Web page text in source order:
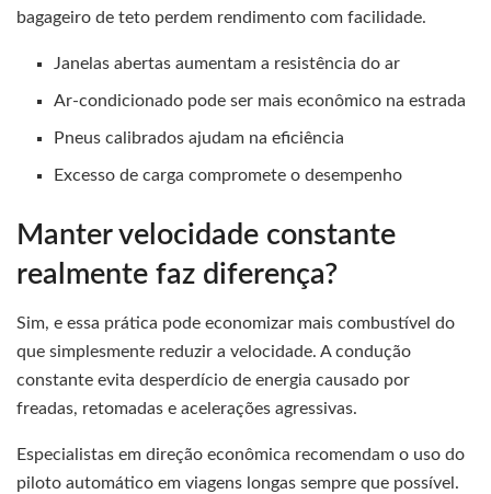
bagageiro de teto perdem rendimento com facilidade.
Janelas abertas aumentam a resistência do ar
Ar-condicionado pode ser mais econômico na estrada
Pneus calibrados ajudam na eficiência
Excesso de carga compromete o desempenho
Manter velocidade constante
realmente faz diferença?
Sim, e essa prática pode economizar mais combustível do
que simplesmente reduzir a velocidade. A condução
constante evita desperdício de energia causado por
freadas, retomadas e acelerações agressivas.
Especialistas em direção econômica recomendam o uso do
piloto automático em viagens longas sempre que possível.